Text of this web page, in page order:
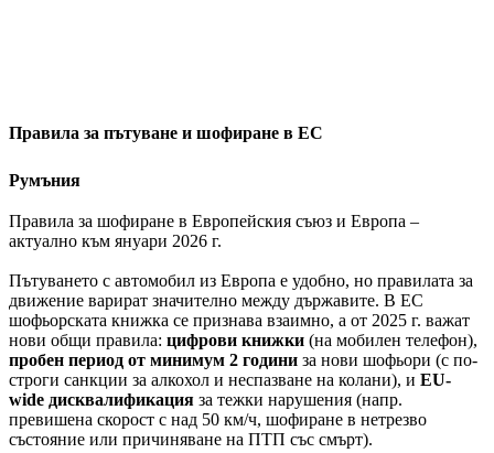
Правила за пътуване и шофиране в ЕС
Румъния
Правила за шофиране в Европейския съюз и Европа –
актуално към януари 2026 г.
Пътуването с автомобил из Европа е удобно, но правилата за
движение варират значително между държавите. В ЕС
шофьорската книжка се признава взаимно, а от 2025 г. важат
нови общи правила: цифрови книжки (на мобилен телефон),
пробен период от минимум 2 години за нови шофьори (с по-
строги санкции за алкохол и неспазване на колани), и EU-
wide дисквалификация за тежки нарушения (напр.
превишена скорост с над 50 км/ч, шофиране в нетрезво
състояние или причиняване на ПТП със смърт).